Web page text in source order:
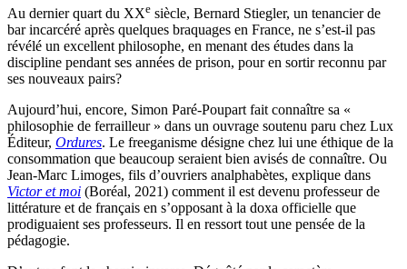
Au dernier quart du XXe siècle, Bernard Stiegler, un tenancier de
bar incarcéré après quelques braquages en France, ne s’est-il pas
révélé un excellent philosophe, en menant des études dans la
discipline pendant ses années de prison, pour en sortir reconnu par
ses nouveaux pairs?
Aujourd’hui, encore, Simon Paré-Poupart fait connaître sa «
philosophie de ferrailleur » dans un ouvrage soutenu paru chez Lux
Éditeur, Ordures. Le freeganisme désigne chez lui une éthique de la
consommation que beaucoup seraient bien avisés de connaître. Ou
Jean-Marc Limoges, fils d’ouvriers analphabètes, explique dans
Victor et moi (Boréal, 2021) comment il est devenu professeur de
littérature et de français en s’opposant à la doxa officielle que
prodiguaient ses professeurs. Il en ressort tout une pensée de la
pédagogie.